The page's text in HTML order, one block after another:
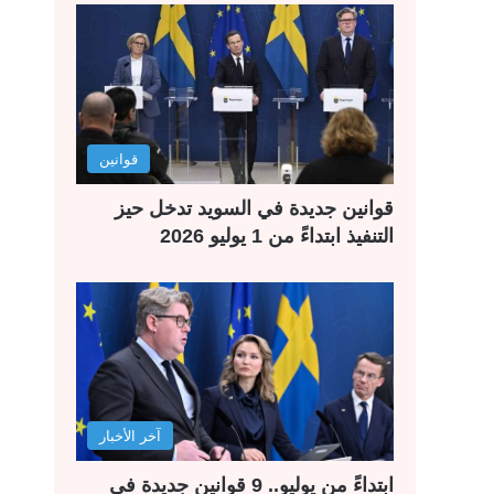
قوانين
قوانين جديدة في السويد تدخل حيز
التنفيذ ابتداءً من 1 يوليو 2026
آخر الأخبار
ابتداءً من يوليو.. 9 قوانين جديدة في